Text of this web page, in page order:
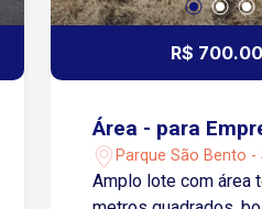
R$
Área - para
Parque São Bento
Amplo lote com área